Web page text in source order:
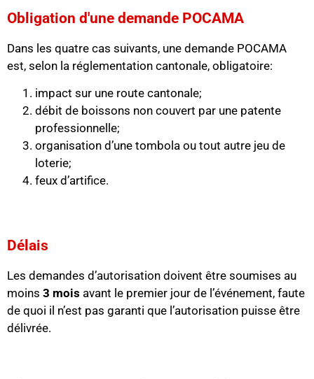
Obligation d'une demande POCAMA
Dans les quatre cas suivants, une demande POCAMA
est, selon la réglementation cantonale, obligatoire:
impact sur une route cantonale;
débit de boissons non couvert par une patente
professionnelle;
organisation d’une tombola ou tout autre jeu de
loterie;
feux d’artifice.
Délais
Les demandes d’autorisation doivent être soumises au
moins 3 mois avant le premier jour de l’événement, faute
de quoi il n’est pas garanti que l’autorisation puisse être
délivrée.